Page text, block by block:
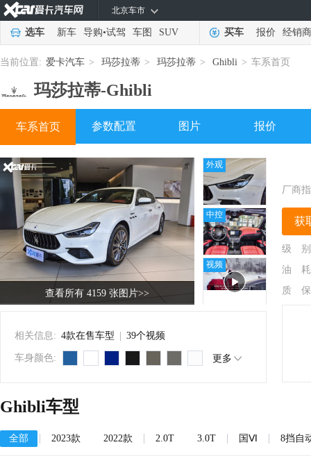
北京车市
选车 新车 导购•试驾 车图 SUV 买车 报价 经销商
当前位置: 爱卡汽车 > 玛莎拉蒂 > 玛莎拉蒂 > Ghibli > 车系首页
玛莎拉蒂-Ghibli
车系首页 参数配置 图片 报价
查看所有 4159 张图片>>
外观
中控
视频
相关信息: 4款在售车型 39个视频
车身颜色: 更多
厂商
获
级 别
油 耗
质 保
Ghibli车型
全部 2023款 2022款 2.0T 3.0T 国Ⅵ 8挡自